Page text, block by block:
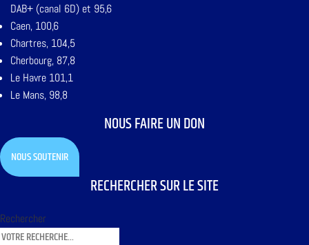
DAB+ (canal 6D) et 95,6
Caen, 100,6
Chartres, 104,5
Cherbourg, 87,8
Le Havre 101,1
Le Mans, 98,8
NOUS FAIRE UN DON
NOUS SOUTENIR
RECHERCHER SUR LE SITE
Rechercher